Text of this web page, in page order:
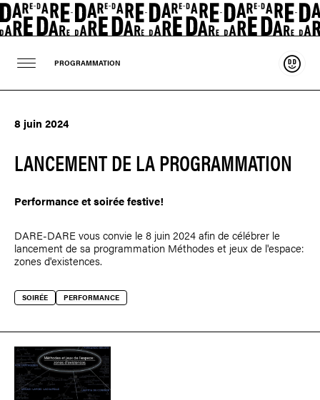
PROGRAMMATION
8 juin 2024
LANCEMENT DE LA PROGRAMMATION
Performance et soirée festive!
DARE-DARE vous convie le 8 juin 2024 afin de célébrer le
lancement de sa programmation Méthodes et jeux de l'espace:
zones d'existences.
SOIRÉE PERFORMANCE